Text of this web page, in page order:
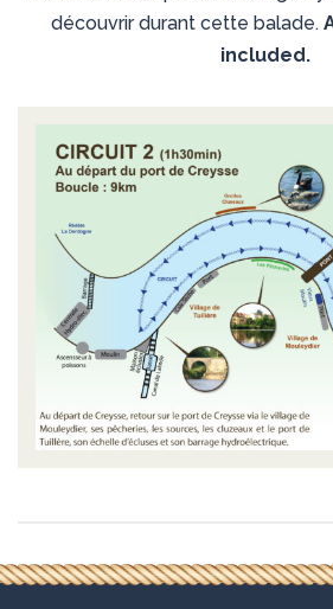
découvrir durant cette balade.
included.